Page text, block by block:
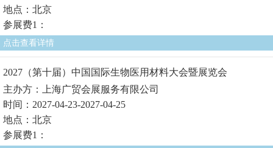
地点：北京
参展费1：
点击查看详情
2027（第十届）中国国际生物医用材料大会暨展览会
主办方：上海广贸会展服务有限公司
时间：2027-04-23-2027-04-25
地点：北京
参展费1：